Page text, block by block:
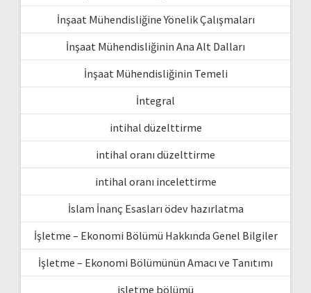
İnşaat Mühendisliğine Yönelik Çalışmaları
İnşaat Mühendisliğinin Ana Alt Dalları
İnşaat Mühendisliğinin Temeli
İntegral
intihal düzelttirme
intihal oranı düzelttirme
intihal oranı incelettirme
İslam İnanç Esasları ödev hazırlatma
İşletme – Ekonomi Bölümü Hakkında Genel Bilgiler
İşletme – Ekonomi Bölümünün Amacı ve Tanıtımı
işletme bölümü